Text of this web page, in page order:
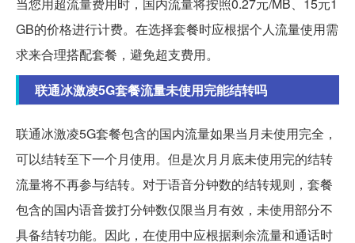
GB的价格进行计费。在选择套餐时应根据个人流量使用需
求来合理搭配套餐，避免超支费用。
联通冰激凌5G套餐流量未使用完能结转吗
联通冰激凌5G套餐包含的国内流量如果当月未使用完全，
可以结转至下一个月使用。但是次月月底未使用完的结转
流量将不再参与结转。对于语音分钟数的结转规则，套餐
包含的国内语音拨打分钟数仅限当月有效，未使用部分不
具备结转功能。因此，在使用中应根据剩余流量和通话时